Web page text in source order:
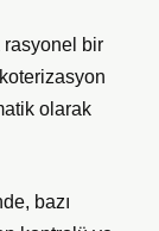
rasyonel bir
olarak
bazı